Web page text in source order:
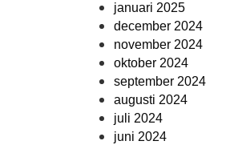
januari 2025
december 2024
november 2024
oktober 2024
september 2024
augusti 2024
juli 2024
juni 2024